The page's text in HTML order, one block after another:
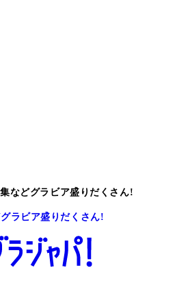
などグラビア盛りだくさん!
ラビア盛りだくさん!